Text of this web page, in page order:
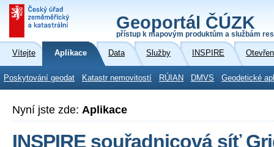
Geoportál ČÚZK
přístup k mapovým produktům a službám
Vítejte Aplikace Data Služby INSPIRE
Poskytování geodat Katastr nemovitostí RÚIAN DMVS Geodetické
Nyní jste zde: Aplikace
INSPIRE souřadnicová síť